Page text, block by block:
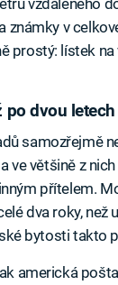
vzdáleného
známky v
prostý: lístek
po dvou letech
samozřejmě
ve většině z
přítelem.
dva roky, než
bytosti takto
americká